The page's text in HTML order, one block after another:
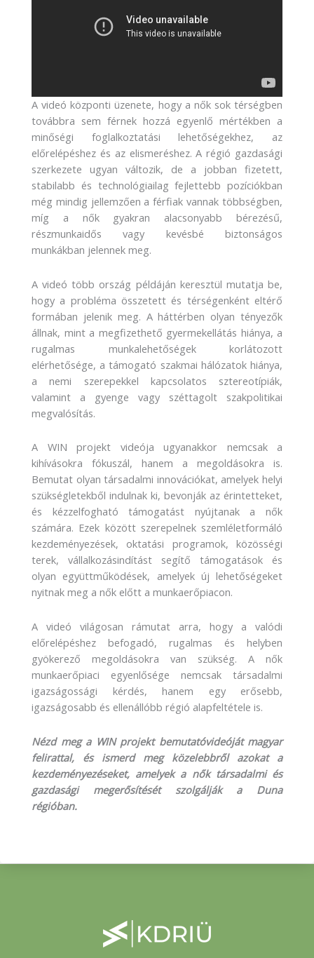
A videó központi üzenete, hogy a nők sok térségben
továbbra sem férnek hozzá egyenlő mértékben a
minőségi foglalkoztatási lehetőségekhez, az
előrelépéshez és az elismeréshez. A régió gazdasági
szerkezete ugyan változik, de a jobban fizetett,
stabilabb és technológiailag fejlettebb pozíciókban
még mindig jellemzően a férfiak vannak többségben,
míg a nők gyakran alacsonyabb bérezésű,
részmunkaidős vagy kevésbé biztonságos
munkákban jelennek meg.
A videó több ország példáján keresztül mutatja be,
hogy a probléma összetett és térségenként eltérő
formában jelenik meg. A háttérben olyan tényezők
állnak, mint a megfizethető gyermekellátás hiánya, a
rugalmas munkalehetőségek korlátozott
elérhetősége, a támogató szakmai hálózatok hiánya,
a nemi szerepekkel kapcsolatos sztereotípiák,
valamint a gyenge vagy széttagolt szakpolitikai
megvalósítás.
A WIN projekt videója ugyanakkor nemcsak a
kihívásokra fókuszál, hanem a megoldásokra is.
Bemutat olyan társadalmi innovációkat, amelyek helyi
szükségletekből indulnak ki, bevonják az érintetteket,
és kézzelfogható támogatást nyújtanak a nők
számára. Ezek között szerepelnek szemléletformáló
kezdeményezések, oktatási programok, közösségi
terek, vállalkozásindítást segítő támogatások és
olyan együttműködések, amelyek új lehetőségeket
nyitnak meg a nők előtt a munkaerőpiacon.
A videó világosan rámutat arra, hogy a valódi
előrelépéshez befogadó, rugalmas és helyben
gyökerező megoldásokra van szükség. A nők
munkaerőpiaci egyenlősége nemcsak társadalmi
igazságossági kérdés, hanem egy erősebb,
igazságosabb és ellenállóbb régió alapfeltétele is.
Nézd meg a WIN projekt bemutatóvideóját magyar
felirattal, és ismerd meg közelebbről azokat a
kezdeményezéseket, amelyek a nők társadalmi és
gazdasági megerősítését szolgálják a Duna
régióban.